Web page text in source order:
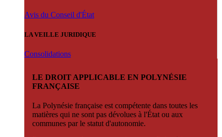
Avis du Conseil d'État
LA VEILLE JURIDIQUE
Consolidations
LE DROIT APPLICABLE EN POLYNÉSIE
FRANÇAISE
La Polynésie française est compétente dans toutes les
matières qui ne sont pas dévolues à l'État ou aux
communes par le statut d'autonomie.